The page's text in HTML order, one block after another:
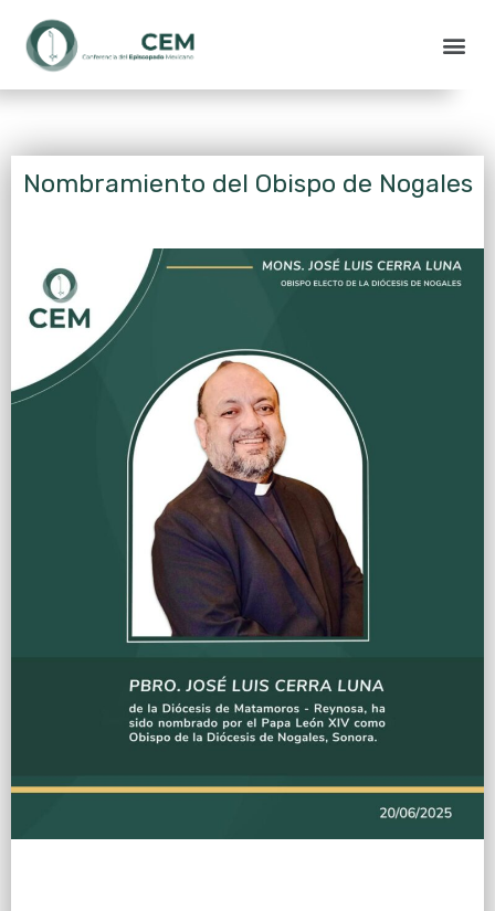
Nombramiento del Obispo de Nogales